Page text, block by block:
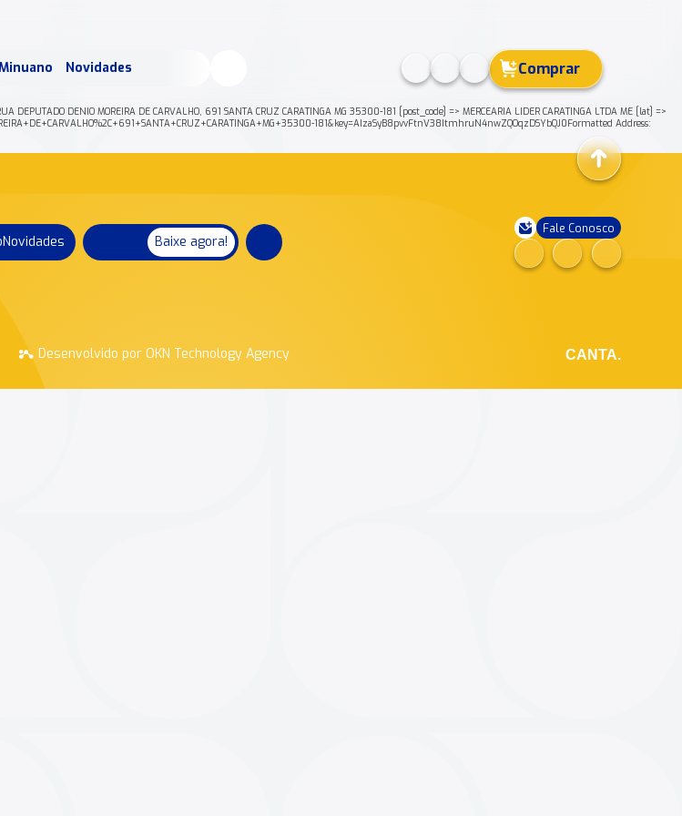
Novidades Comprar
DENIO MOREIRA DE CARVALHO, 691 SANTA CRUZ CARATINGA MG 35300-181 [post_code] => MERCEARIA LIDER CARATINGA LTDA ME [lat] =>
181&key=AIzaSyB8pvvFtnV38ItmhruN4nwZQOqzDSYbQJ0Formatted Address:
Novidades Baixe agora!
Fale Conosco
Desenvolvido por OKN Technology Agency CANTA.